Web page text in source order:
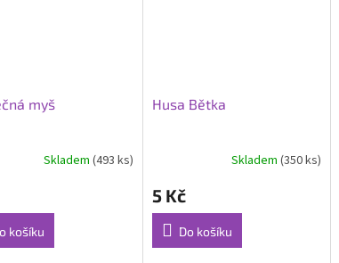
myš
Skladem (493 ks)
košíku
Husa Bětka
Skladem (350 ks)
5 Kč
Do košíku